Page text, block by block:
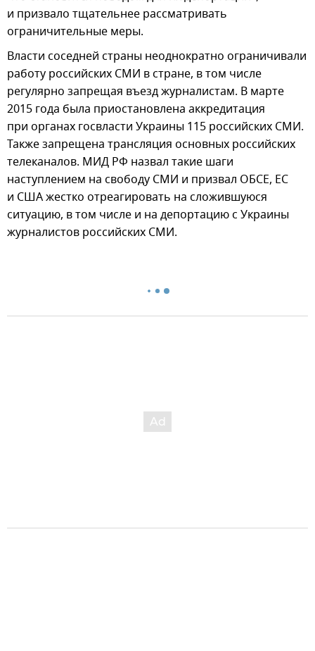
и призвало тщательнее рассматривать
ограничительные меры.
Власти соседней страны неоднократно ограничивали
работу российских СМИ в стране, в том числе
регулярно запрещая въезд журналистам. В марте
2015 года была приостановлена аккредитация
при органах госвласти Украины 115 российских СМИ.
Также запрещена трансляция основных российских
телеканалов. МИД РФ назвал такие шаги
наступлением на свободу СМИ и призвал ОБСЕ, ЕС
и США жестко отреагировать на сложившуюся
ситуацию, в том числе и на депортацию с Украины
журналистов российских СМИ.